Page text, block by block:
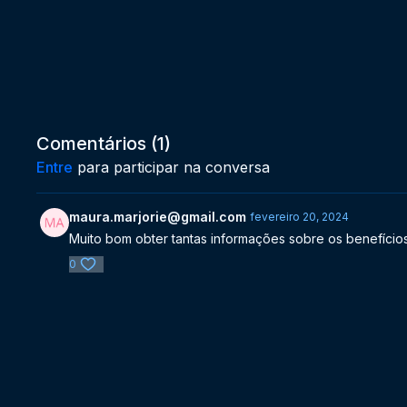
Comentários (1)
Entre para participar na conversa
maura.marjorie@gmail.com fevereiro 20, 2024
Muito bom obter tantas informações sobre os
0